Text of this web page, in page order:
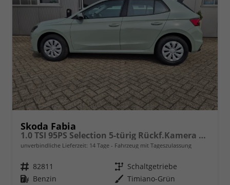
Skoda Fabia
1.0 TSI 95PS Selection 5-türig Rückf.Kamera Parksensoren Sitzheizung Multifunktionslenkrad Klima Skoda-Radio Bluetooth Touchscreen Tempomat Nebelsch. Apple CarPlay + Android Auto
unverbindliche Lieferzeit: 14 Tage Fahrzeug mit Tageszulassung
Fahrzeugnr. 82811 Getriebe Schaltgetriebe
Kraftstoff Benzin Außenfarbe Timiano-Grün